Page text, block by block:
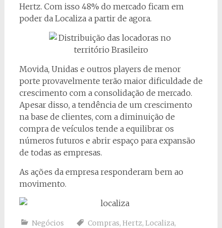
Hertz. Com isso 48% do mercado ficam em
poder da Localiza a partir de agora.
Movida, Unidas e outros players de menor
porte provavelmente terão maior dificuldade de
crescimento com a consolidação de mercado.
Apesar disso, a tendência de um crescimento
na base de clientes, com a diminuição de
compra de veículos tende a equilibrar os
números futuros e abrir espaço para expansão
de todas as empresas.
As ações da empresa responderam bem ao
movimento.
Negócios Compras, Hertz, Localiza,